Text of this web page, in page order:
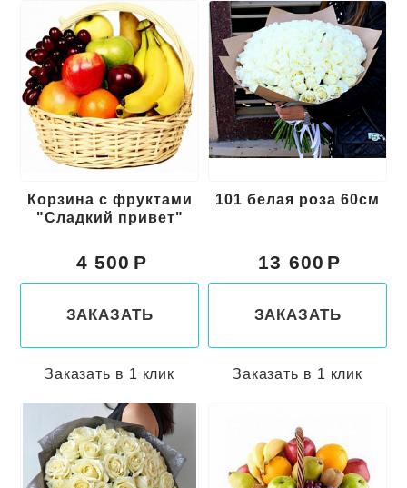
Корзина с фруктами
"Сладкий привет"
4 500
ЗАКАЗАТЬ
Заказать в 1 клик
101 белая роза 60см
13 600
ЗАКАЗАТЬ
Заказать в 1 клик